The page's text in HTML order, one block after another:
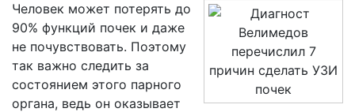
Человек может потерять до
90% функций почек и даже
не почувствовать. Поэтому
так важно следить за
состоянием этого парного
органа, ведь он оказывает